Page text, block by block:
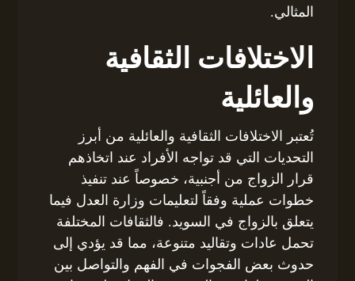
المثالي.
الاختلافات الثقافية
والعائلية
تُعتبر الاختلافات الثقافية والعائلية من أبرز
التحديات التي قد تواجه الأفراد عند اتخاذهم
قرار الزواج من أجنبية، خصوصاً عند تنفيذ
خطوات عملية وفقاً لتعليمات وزارة العدل فيما
يتعلق بالزواج في السويد. فالثقافات المختلفة
تحمل عادات وتقاليد متنوعة، مما قد يؤدي إلى
حدوث بعض الفجوات في الفهم والتواصل بين